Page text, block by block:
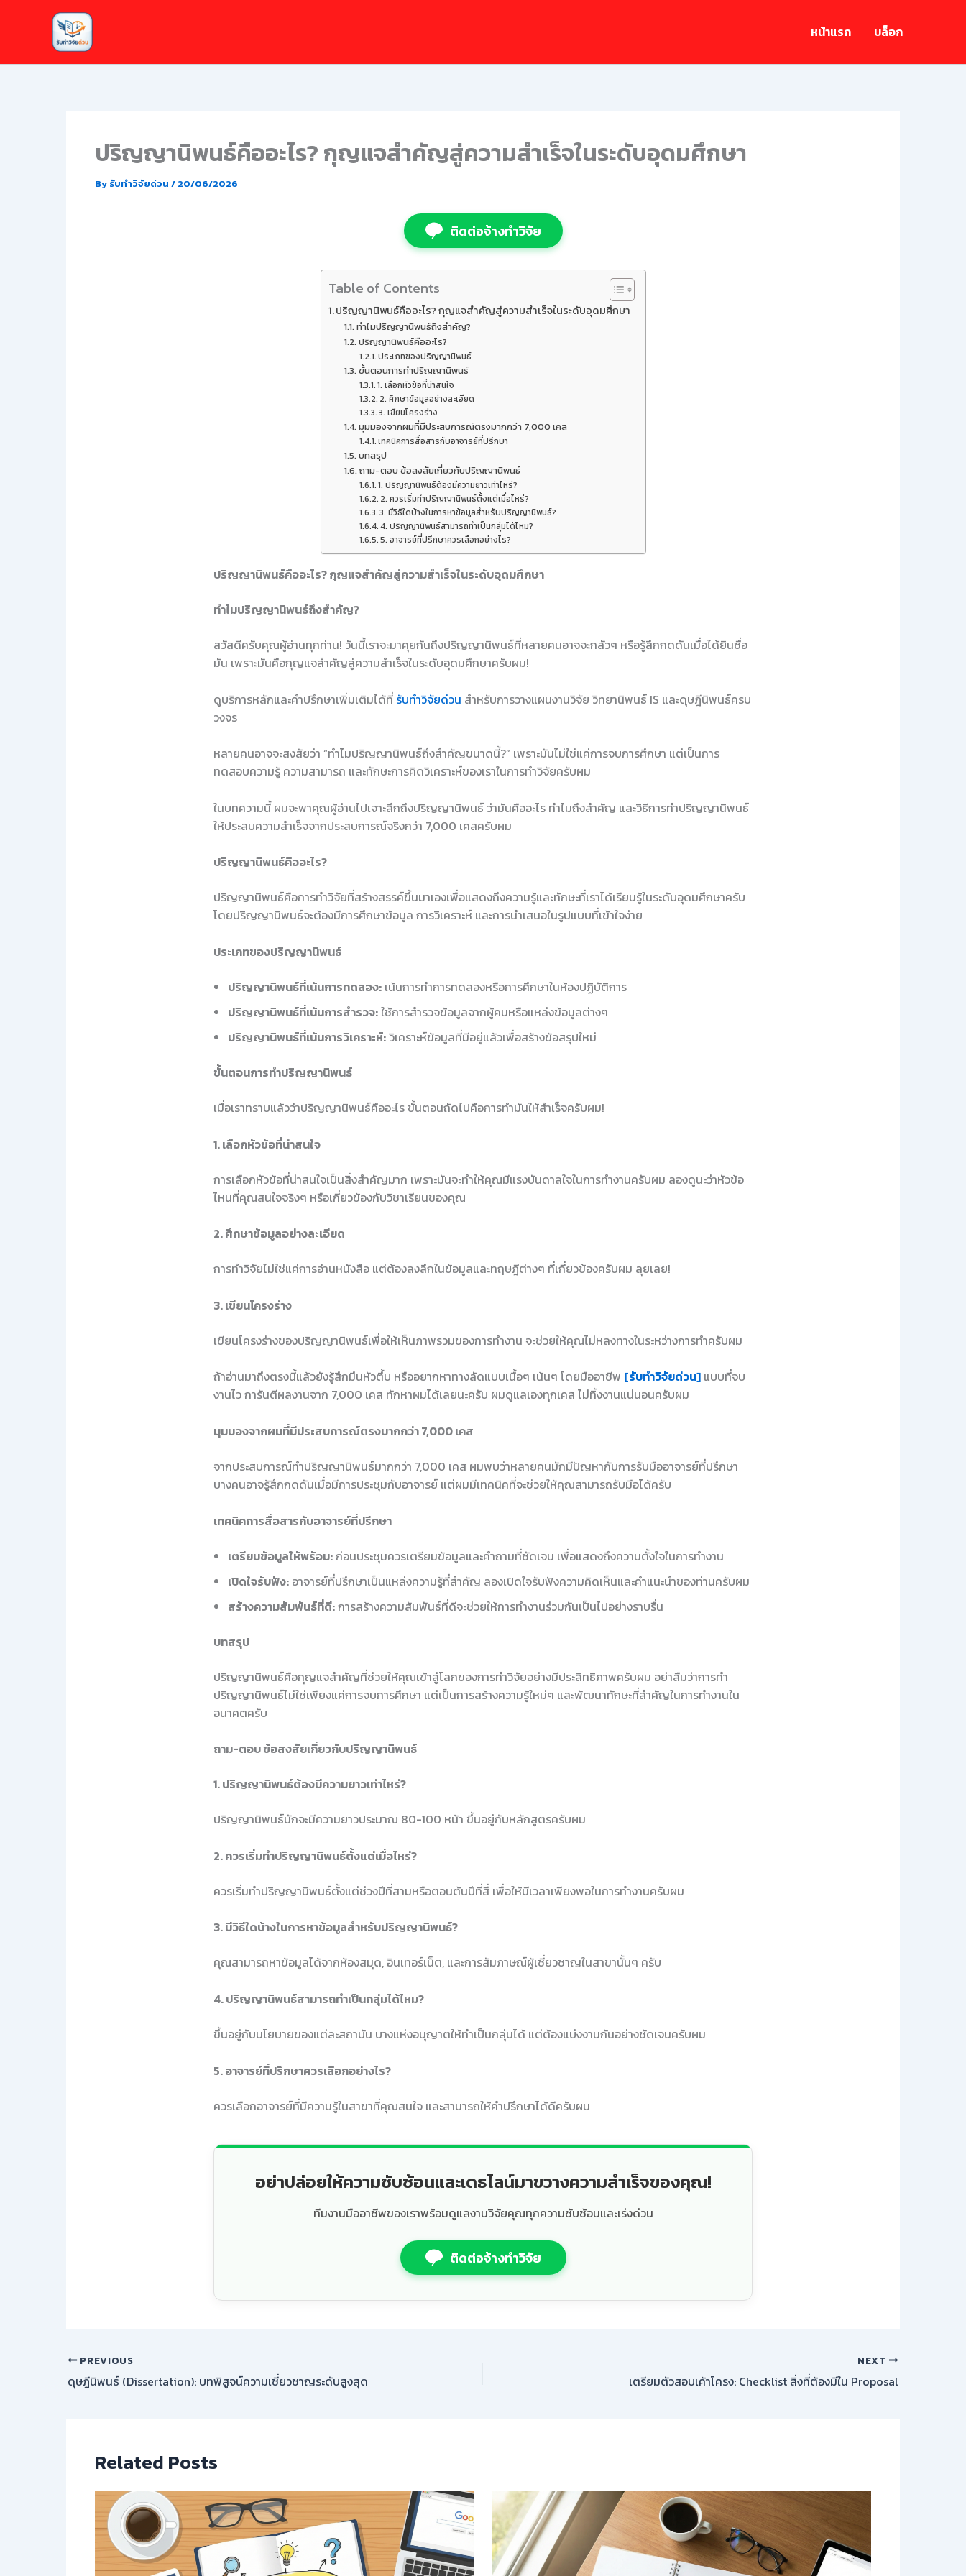
หน้าแรก บล็อก
ปริญญานิพนธ์คืออะไร? กุญแจสำคัญสู่ความสำเร็จในระดับอุดมศึกษา
By รับทำวิจัยด่วน / 20/06/2026
ติดต่อจ้างทำวิจัย
Table of Contents
ปริญญานิพนธ์คืออะไร? กุญแจสำคัญสู่ความสำเร็จในระดับอุดมศึกษา
ทำไมปริญญานิพนธ์ถึงสำคัญ?
ปริญญานิพนธ์คืออะไร?
ประเภทของปริญญานิพนธ์
ขั้นตอนการทำปริญญานิพนธ์
1. เลือกหัวข้อที่น่าสนใจ
2. ศึกษาข้อมูลอย่างละเอียด
3. เขียนโครงร่าง
มุมมองจากผมที่มีประสบการณ์ตรงมากกว่า 7,000 เคส
เทคนิคการสื่อสารกับอาจารย์ที่ปรึกษา
บทสรุป
ถาม-ตอบ ข้อสงสัยเกี่ยวกับปริญญานิพนธ์
1. ปริญญานิพนธ์ต้องมีความยาวเท่าไหร่?
2. ควรเริ่มทำปริญญานิพนธ์ตั้งแต่เมื่อไหร่?
3. มีวิธีใดบ้างในการหาข้อมูลสำหรับปริญญานิพนธ์?
4. ปริญญานิพนธ์สามารถทำเป็นกลุ่มได้ไหม?
5. อาจารย์ที่ปรึกษาควรเลือกอย่างไร?
ปริญญานิพนธ์คืออะไร? กุญแจสำคัญสู่ความสำเร็จในระดับอุดมศึกษา
ทำไมปริญญานิพนธ์ถึงสำคัญ?
สวัสดีครับคุณผู้อ่านทุกท่าน! วันนี้เราจะมาคุยกันถึงปริญญานิพนธ์ที่หลายคนอาจจะกลัวๆ หรือรู้สึกกดดันเมื่อได้ยินชื่อ
มัน เพราะมันคือกุญแจสำคัญสู่ความสำเร็จในระดับอุดมศึกษาครับผม!
ดูบริการหลักและคำปรึกษาเพิ่มเติมได้ที่ รับทำวิจัยด่วน สำหรับการวางแผนงานวิจัย วิทยานิพนธ์ IS และดุษฎีนิพนธ์ครบ
วงจร
หลายคนอาจจะสงสัยว่า “ทำไมปริญญานิพนธ์ถึงสำคัญขนาดนี้?” เพราะมันไม่ใช่แค่การจบการศึกษา แต่เป็นการ
ทดสอบความรู้ ความสามารถ และทักษะการคิดวิเคราะห์ของเราในการทำวิจัยครับผม
ในบทความนี้ ผมจะพาคุณผู้อ่านไปเจาะลึกถึงปริญญานิพนธ์ ว่ามันคืออะไร ทำไมถึงสำคัญ และวิธีการทำปริญญานิพนธ์
ให้ประสบความสำเร็จจากประสบการณ์จริงกว่า 7,000 เคสครับผม
ปริญญานิพนธ์คืออะไร?
ปริญญานิพนธ์คือการทำวิจัยที่สร้างสรรค์ขึ้นมาเองเพื่อแสดงถึงความรู้และทักษะที่เราได้เรียนรู้ในระดับอุดมศึกษาครับ
โดยปริญญานิพนธ์จะต้องมีการศึกษาข้อมูล การวิเคราะห์ และการนำเสนอในรูปแบบที่เข้าใจง่าย
ประเภทของปริญญานิพนธ์
ปริญญานิพนธ์ที่เน้นการทดลอง: เน้นการทำการทดลองหรือการศึกษาในห้องปฏิบัติการ
ปริญญานิพนธ์ที่เน้นการสำรวจ:ใช้การสำรวจข้อมูลจากผู้คนหรือแหล่งข้อมูลต่างๆ
ปริญญานิพนธ์ที่เน้นการวิเคราะห์:วิเคราะห์ข้อมูลที่มีอยู่แล้วเพื่อสร้างข้อสรุปใหม่
ขั้นตอนการทำปริญญานิพนธ์
เมื่อเราทราบแล้วว่าปริญญานิพนธ์คืออะไร ขั้นตอนถัดไปคือการทำมันให้สำเร็จครับผม!
1. เลือกหัวข้อที่น่าสนใจ
การเลือกหัวข้อที่น่าสนใจเป็นสิ่งสำคัญมาก เพราะมันจะทำให้คุณมีแรงบันดาลใจในการทำงานครับผม ลองดูนะว่าหัวข้อ
ไหนที่คุณสนใจจริงๆ หรือเกี่ยวข้องกับวิชาเรียนของคุณ
2. ศึกษาข้อมูลอย่างละเอียด
การทำวิจัยไม่ใช่แค่การอ่านหนังสือ แต่ต้องลงลึกในข้อมูลและทฤษฎีต่างๆ ที่เกี่ยวข้องครับผม ลุยเลย!
3. เขียนโครงร่าง
เขียนโครงร่างของปริญญานิพนธ์เพื่อให้เห็นภาพรวมของการทำงาน จะช่วยให้คุณไม่หลงทางในระหว่างการทำครับผม
ถ้าอ่านมาถึงตรงนี้แล้วยังรู้สึกมึนหัวตึ้บ หรืออยากหาทางลัดแบบเนื้อๆ เน้นๆ โดยมืออาชีพ [รับทำวิจัยด่วน] แบบที่จบ
งานไว การันตีผลงานจาก 7,000 เคส ทักหาผมได้เลยนะครับ ผมดูแลเองทุกเคส ไม่ทิ้งงานแน่นอนครับผม
มุมมองจากผมที่มีประสบการณ์ตรงมากกว่า 7,000 เคส
จากประสบการณ์ทำปริญญานิพนธ์มากกว่า 7,000 เคส ผมพบว่าหลายคนมักมีปัญหากับการรับมืออาจารย์ที่ปรึกษา
บางคนอาจรู้สึกกดดันเมื่อมีการประชุมกับอาจารย์ แต่ผมมีเทคนิคที่จะช่วยให้คุณสามารถรับมือได้ครับ
เทคนิคการสื่อสารกับอาจารย์ที่ปรึกษา
เตรียมข้อมูลให้พร้อม:ก่อนประชุมควรเตรียมข้อมูลและคำถามที่ชัดเจน เพื่อแสดงถึงความตั้งใจในการทำงาน
เปิดใจรับฟัง: อาจารย์ที่ปรึกษาเป็นแหล่งความรู้ที่สำคัญ ลองเปิดใจรับฟังความคิดเห็นและคำแนะนำของท่านครับผม
สร้างความสัมพันธ์ที่ดี:การสร้างความสัมพันธ์ที่ดีจะช่วยให้การทำงานร่วมกันเป็นไปอย่างราบรื่น
บทสรุป
ปริญญานิพนธ์คือกุญแจสำคัญที่ช่วยให้คุณเข้าสู่โลกของการทำวิจัยอย่างมีประสิทธิภาพครับผม อย่าลืมว่าการทำ
ปริญญานิพนธ์ไม่ใช่เพียงแค่การจบการศึกษา แต่เป็นการสร้างความรู้ใหม่ๆ และพัฒนาทักษะที่สำคัญในการทำงานใน
อนาคตครับ
ถาม-ตอบ ข้อสงสัยเกี่ยวกับปริญญานิพนธ์
1. ปริญญานิพนธ์ต้องมีความยาวเท่าไหร่?
ปริญญานิพนธ์มักจะมีความยาวประมาณ 80-100 หน้า ขึ้นอยู่กับหลักสูตรครับผม
2. ควรเริ่มทำปริญญานิพนธ์ตั้งแต่เมื่อไหร่?
ควรเริ่มทำปริญญานิพนธ์ตั้งแต่ช่วงปีที่สามหรือตอนต้นปีที่สี่ เพื่อให้มีเวลาเพียงพอในการทำงานครับผม
3. มีวิธีใดบ้างในการหาข้อมูลสำหรับปริญญานิพนธ์?
คุณสามารถหาข้อมูลได้จากห้องสมุด, อินเทอร์เน็ต, และการสัมภาษณ์ผู้เชี่ยวชาญในสาขานั้นๆ ครับ
4. ปริญญานิพนธ์สามารถทำเป็นกลุ่มได้ไหม?
ขึ้นอยู่กับนโยบายของแต่ละสถาบัน บางแห่งอนุญาตให้ทำเป็นกลุ่มได้ แต่ต้องแบ่งงานกันอย่างชัดเจนครับผม
5. อาจารย์ที่ปรึกษาควรเลือกอย่างไร?
ควรเลือกอาจารย์ที่มีความรู้ในสาขาที่คุณสนใจ และสามารถให้คำปรึกษาได้ดีครับผม
อย่าปล่อยให้ความซับซ้อนและเดธไลน์มาขวางความสำเร็จของคุณ!
ทีมงานมืออาชีพของเราพร้อมดูแลงานวิจัยคุณทุกความซับซ้อนและเร่งด่วน
ติดต่อจ้างทำวิจัย
PREVIOUS
ดุษฎีนิพนธ์ (Dissertation): บทพิสูจน์ความเชี่ยวชาญระดับสูงสุด
NEXT
เตรียมตัวสอบเค้าโครง: Checklist สิ่งที่ต้องมีใน Proposal
Related Posts